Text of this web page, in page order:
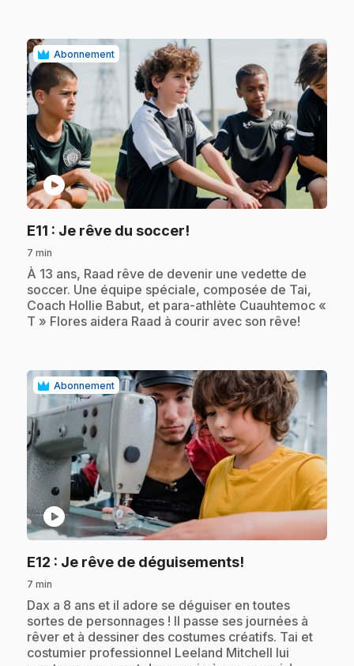
Abonnement
play_circle
E11 : Je rêve du soccer!
7 min
.À 13 ans, Raad rêve de devenir une vedette de
soccer. Une équipe spéciale, composée de Tai,
Coach Hollie Babut, et para-athlète Cuauhtemoc «
T » Flores aidera Raad à courir avec son rêve!
Abonnement
play_circle
E12 : Je rêve de déguisements!
7 min
.Dax a 8 ans et il adore se déguiser en toutes
sortes de personnages ! Il passe ses journées à
rêver et à dessiner des costumes créatifs. Tai et
costumier professionnel Leeland Mitchell lui